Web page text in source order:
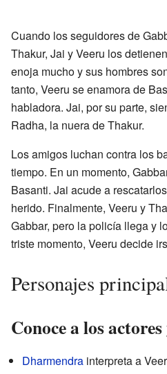
Cuando los seguidores de
Thakur, Jai y Veeru los
enoja mucho y sus hombres
tanto, Veeru se enamora de
habladora. Jai, por su parte,
Radha, la nuera de Thakur.
Los amigos luchan contra los
tiempo. En un momento,
Basanti. Jai acude a
herido. Finalmente, Veeru y
Gabbar, pero la policía llega y
triste momento, Veeru decide
Personajes
Conoce a los
Dharmendra interpreta a